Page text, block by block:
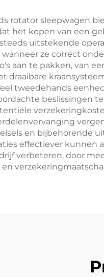
rotator sleepwagen
het kopen van een
uitstekende
ze correct
aan te pakken, van
draaibare
tweedehands
beslissingen
en bijbehorende
effectiever
verbeteren, door